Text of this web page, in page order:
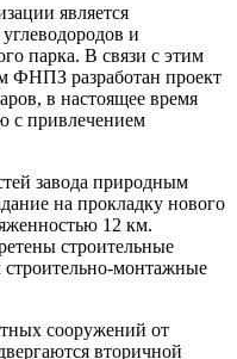
является
и
парка. В связи с этим
ФНПЗ разработан проект
в настоящее время
с привлечением
завода природным
на прокладку нового
12 км.
строительные
строительно-монтажные
сооружений от
вторичной